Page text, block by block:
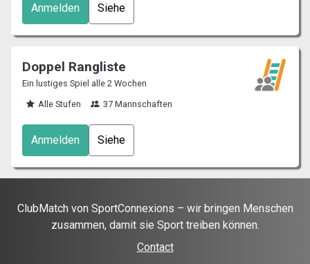
Anmelden Siehe
Doppel Rangliste
Ein lustiges Spiel alle 2 Wochen
Alle Stufen
37 Mannschaften
Anmelden Siehe
ClubMatch von SportConnexions – wir bringen Menschen
zusammen, damit sie Sport treiben können.
Contact